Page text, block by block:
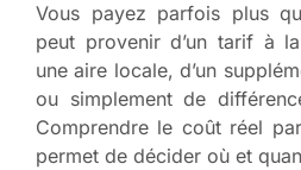
Vous payez parfois plus
peut provenir d’un tarif à
une aire locale, d’un
ou simplement de
Comprendre le coût réel
permet de décider où et